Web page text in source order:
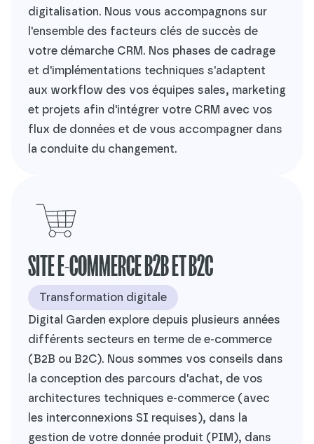
digitalisation. Nous vous accompagnons sur
l'ensemble des facteurs clés de succès de
votre démarche CRM. Nos phases de cadrage
et d'implémentations techniques s'adaptent
aux workflow des vos équipes sales, marketing
et projets afin d'intégrer votre CRM avec vos
flux de données et de vous accompagner dans
la conduite du changement.
SITE E-COMMERCE B2B ET B2C
Transformation digitale
Digital Garden explore depuis plusieurs années
différents secteurs en terme de e-commerce
(B2B ou B2C). Nous sommes vos conseils dans
la conception des parcours d'achat, de vos
architectures techniques e-commerce (avec
les interconnexions SI requises), dans la
gestion de votre donnée produit (PIM), dans